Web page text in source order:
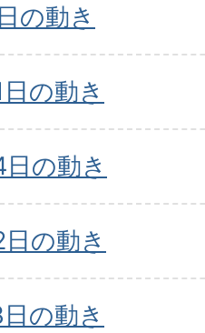
の動き
の動き
の動き
の動き
の動き